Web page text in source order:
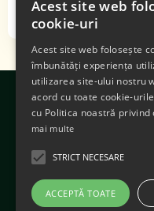
Acest site web
cookie-uri
Acest site web folosește
îmbunătăți experiența
utilizarea site-ului nostru
acord cu toate cookie-
cu Politica noastră privind
mai multe
STRICT NECESARE
ACCEPTĂ TOATE